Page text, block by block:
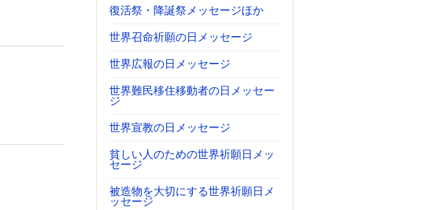
復活祭・降誕祭メッセージほか
世界召命祈願の日メッセージ
世界広報の日メッセージ
世界難民移住移動者の日メッセー
ジ
世界宣教の日メッセージ
貧しい人のための世界祈願日メッ
セージ
被造物を大切にする世界祈願日メ
ッセージ